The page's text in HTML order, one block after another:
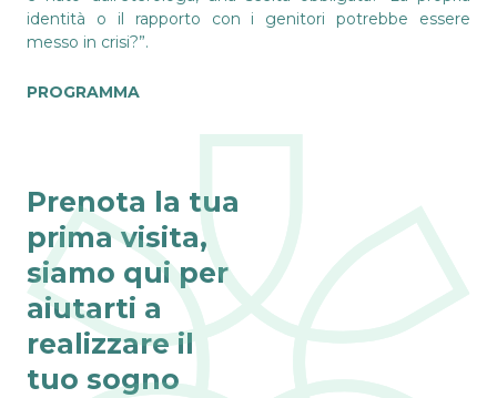
identità o il rapporto con i genitori potrebbe essere
messo in crisi?”.
PROGRAMMA
Prenota la tua
prima visita,
siamo qui per
aiutarti a
realizzare il
tuo sogno